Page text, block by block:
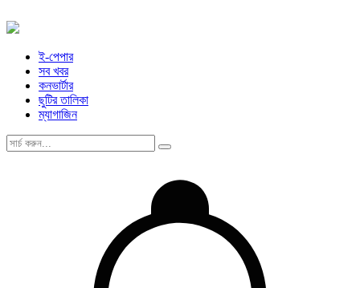
ই-পেপার
সব খবর
কনভার্টার
ছুটির তালিকা
ম্যাগাজিন